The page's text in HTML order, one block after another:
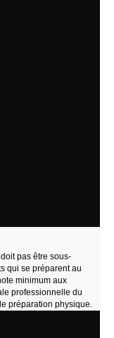
pas être sous-
qui se préparent au
minimum aux
professionnelle du
préparation physique.